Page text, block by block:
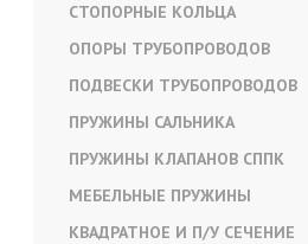
СТОПОРНЫЕ КОЛЬЦА
ОПОРЫ ТРУБОПРОВОДОВ
ПОДВЕСКИ ТРУБОПРОВОДОВ
ПРУЖИНЫ САЛЬНИКА
ПРУЖИНЫ КЛАПАНОВ СППК
МЕБЕЛЬНЫЕ ПРУЖИНЫ
КВАДРАТНОЕ И П/У СЕЧЕНИЕ